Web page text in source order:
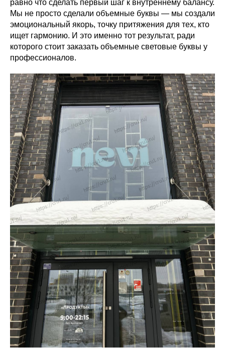
равно что сделать первый шаг к внутреннему балансу.
Мы не просто сделали объемные буквы — мы создали
эмоциональный якорь, точку притяжения для тех, кто
ищет гармонию. И это именно тот результат, ради
которого стоит заказать объемные световые буквы у
профессионалов.